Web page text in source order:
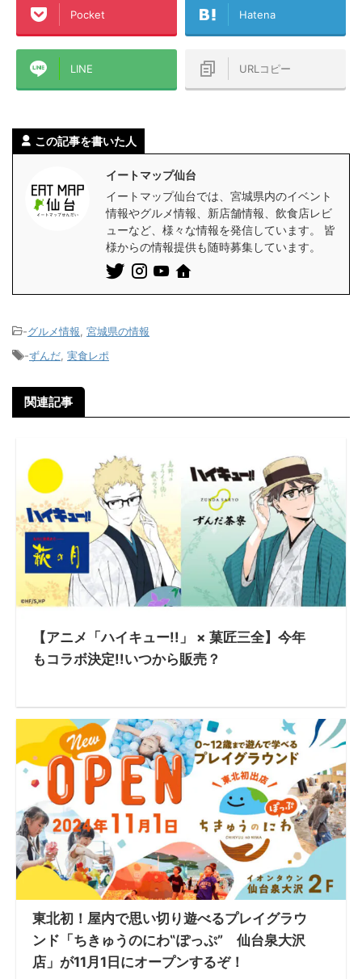
Pocket Hatena
LINE URLコピー
この記事を書いた人
イートマップ仙台
イートマップ仙台では、宮城県内のイベント
情報やグルメ情報、新店舗情報、飲食店レビ
ューなど、様々な情報を発信しています。 皆
様からの情報提供も随時募集しています。
-グルメ情報 宮城県の情報
-ずんだ 実食レポ
関連記事
【アニメ「ハイキュー!!」 × 菓匠三全】今年
もコラボ決定!!いつから販売？
東北初！屋内で思い切り遊べるプレイグラウ
ンド「ちきゅうのにわ‟ぽっぷ” 仙台泉大沢
店」が11月1日にオープンするぞ！